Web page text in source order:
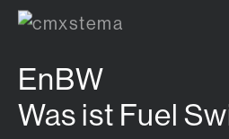
Zum Hauptinhalt springen
EnBW
Was ist Fuel